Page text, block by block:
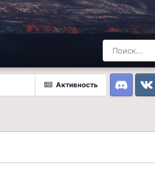
Активность
DiscordVK